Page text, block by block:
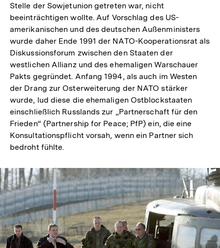
Stelle der Sowjetunion getreten war, nicht
beeinträchtigen wollte. Auf Vorschlag des US-
amerikanischen und des deutschen Außenministers
wurde daher Ende 1991 der NATO-Kooperationsrat als
Diskussionsforum zwischen den Staaten der
westlichen Allianz und des ehemaligen Warschauer
Pakts gegründet. Anfang 1994, als auch im Westen
der Drang zur Osterweiterung der NATO stärker
wurde, lud diese die ehemaligen Ostblockstaaten
einschließlich Russlands zur „Partnerschaft für den
Frieden“ (Partnership for Peace; PfP) ein, die eine
Konsultationspflicht vorsah, wenn ein Partner sich
bedroht fühlte.